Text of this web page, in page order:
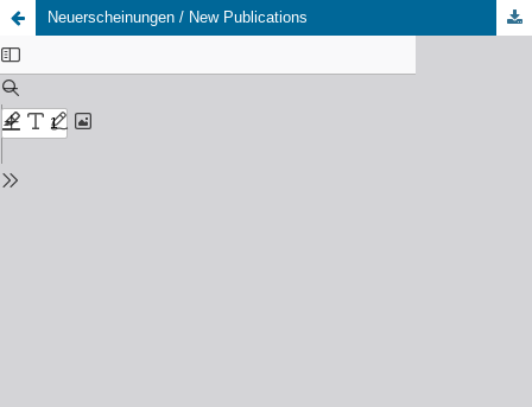
Neuerscheinungen / New Publications